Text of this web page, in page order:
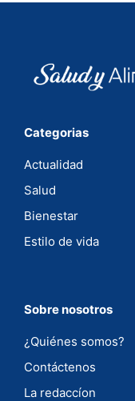
Categorias
Actualidad
Salud
Bienestar
Estilo de vida
Sobre nosotros
¿Quiénes somos?
Contáctenos
La redaccíon